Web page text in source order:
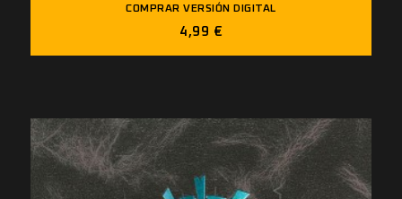
COMPRAR VERSIÓN DIGITAL
4,99 €